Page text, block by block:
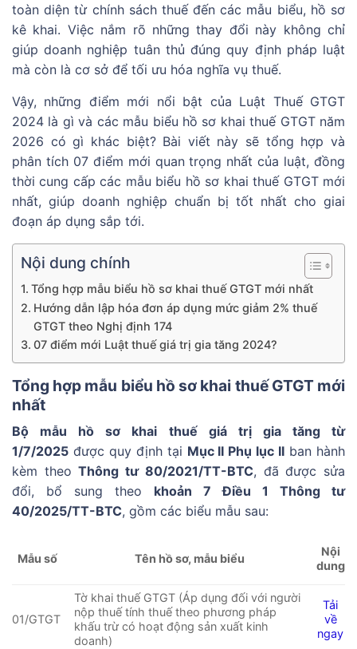
toàn diện từ chính sách thuế đến các mẫu biểu, hồ sơ
kê khai. Việc nắm rõ những thay đổi này không chỉ
giúp doanh nghiệp tuân thủ đúng quy định pháp luật
mà còn là cơ sở để tối ưu hóa nghĩa vụ thuế.
Vậy, những điểm mới nổi bật của Luật Thuế GTGT
2024 là gì và các mẫu biểu hồ sơ khai thuế GTGT năm
2026 có gì khác biệt? Bài viết này sẽ tổng hợp và
phân tích 07 điểm mới quan trọng nhất của luật, đồng
thời cung cấp các mẫu biểu hồ sơ khai thuế GTGT mới
nhất, giúp doanh nghiệp chuẩn bị tốt nhất cho giai
đoạn áp dụng sắp tới.
Nội dung chính
Tổng hợp mẫu biểu hồ sơ khai thuế GTGT mới nhất
Hướng dẫn lập hóa đơn áp dụng mức giảm 2% thuế
GTGT theo Nghị định 174
07 điểm mới Luật thuế giá trị gia tăng 2024?
Tổng hợp mẫu biểu hồ sơ khai thuế GTGT mới
nhất
Bộ mẫu hồ sơ khai thuế giá trị gia tăng từ
1/7/2025 được quy định tại Mục II Phụ lục II ban hành
kèm theoThông tư 80/2021/TT-BTC, đã được sửa
đổi, bổ sung theo khoản 7 Điều 1 Thông tư
40/2025/TT-BTC, gồm các biểu mẫu sau:
Mẫu số Tên hồ sơ, mẫu biểu
Nội
dung
01/GTGT
Tờ khai thuế GTGT (Áp dụng đối với người
nộp thuế tính thuế theo phương pháp
khấu trừ có hoạt động sản xuất kinh
doanh)
Tải
về
ngay